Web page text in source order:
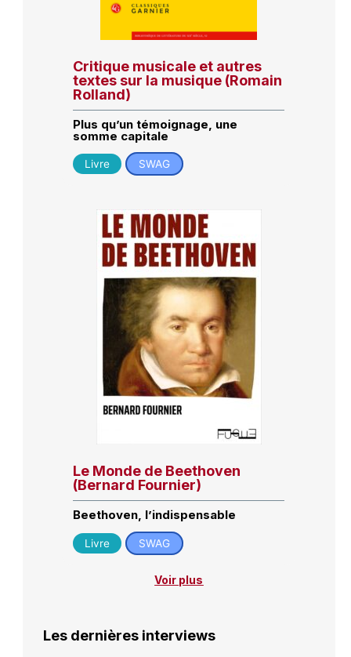
Critique musicale et autres
textes sur la musique (Romain
Rolland)
Plus qu’un témoignage, une
somme capitale
Livre SWAG
Le Monde de Beethoven
(Bernard Fournier)
Beethoven, l’indispensable
Livre SWAG
Voir plus
Les dernières interviews